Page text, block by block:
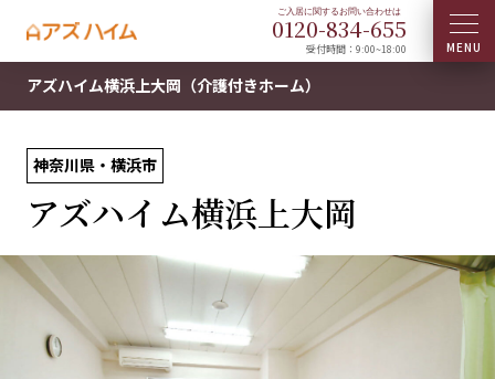
0120-834-655
受付時間：9:00~18:00
アズハイム横浜上大岡（介護付きホーム）
神奈川県・横浜市
アズハイム横浜上大岡